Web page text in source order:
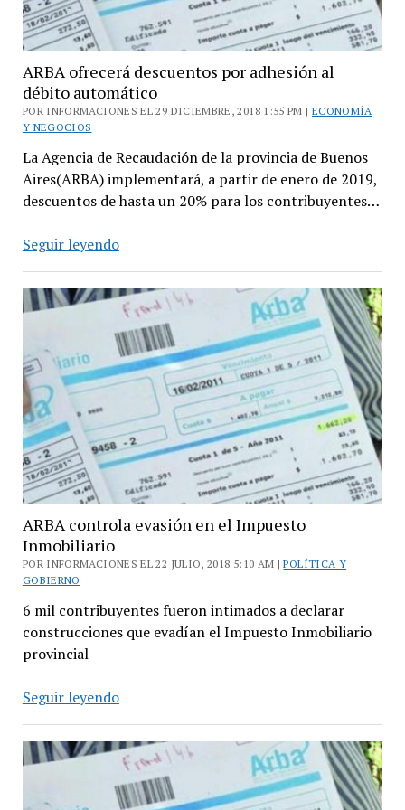
pesos
ARBA ofrecerá descuentos por adhesión al
débito automático
POR INFORMACIONES EL 29 DICIEMBRE, 2018 1:55 PM | ECONOMÍA
Y NEGOCIOS
La Agencia de Recaudación de la provincia de Buenos
Aires(ARBA) implementará, a partir de enero de 2019,
descuentos de hasta un 20% para los contribuyentes…
Seguir leyendoARBA
descuentos
por
adhesión
al
débito
automático
ARBA controla evasión en el Impuesto
Inmobiliario
POR INFORMACIONES EL 22 JULIO, 2018 5:10 AM |POLÍTICA Y
GOBIERNO
6 mil contribuyentes fueron intimados a declarar
construcciones que evadían el Impuesto Inmobiliario
provincial
Seguir leyendoARBA
evasión
en
el
Impuesto